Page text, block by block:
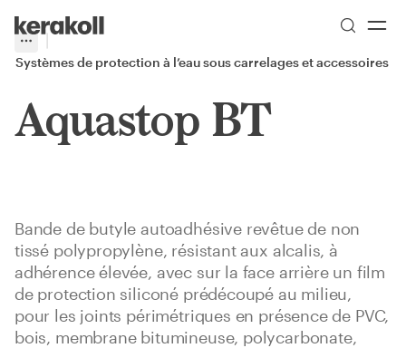
Go to Homepage
More
Toggle menu
Systèmes de protection à l’eau sous carrelages et accessoires
Aquastop BT
Bande de butyle autoadhésive revêtue de non
tissé polypropylène, résistant aux alcalis, à
adhérence élevée, avec sur la face arrière un film
de protection siliconé prédécoupé au milieu,
pour les joints périmétriques en présence de PVC,
bois, membrane bitumineuse, polycarbonate,